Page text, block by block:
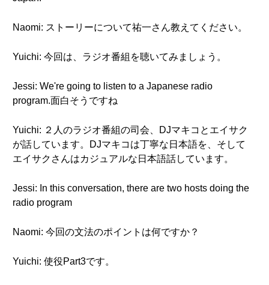
Naomi: ストーリーについて祐一さん教えてください。
Yuichi: 今回は、ラジオ番組を聴いてみましょう。
Jessi: We're going to listen to a Japanese radio
program.面白そうですね
Yuichi: ２人のラジオ番組の司会、DJマキコとエイサク
が話しています。DJマキコは丁寧な日本語を、そして
エイサクさんはカジュアルな日本語話しています。
Jessi: In this conversation, there are two hosts doing the
radio program
Naomi: 今回の文法のポイントは何ですか？
Yuichi: 使役Part3です。